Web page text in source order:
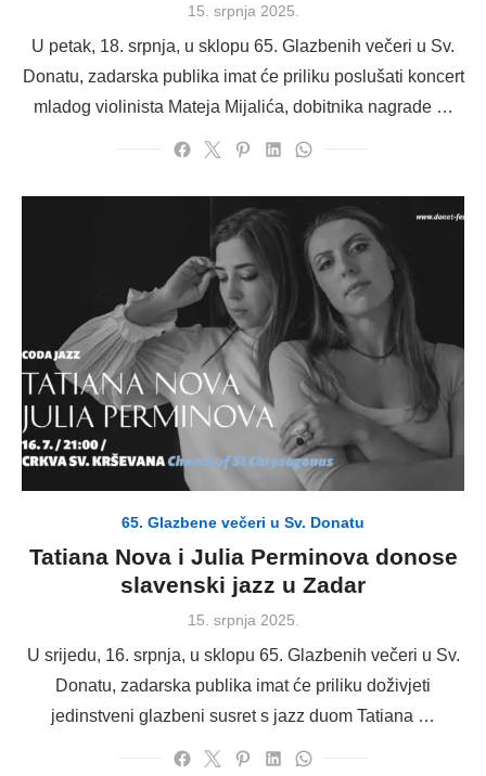
Posted
15. srpnja 2025.
U petak, 18. srpnja, u sklopu 65. Glazbenih večeri u Sv.
Donatu, zadarska publika imat će priliku poslušati koncert
mladog violinista Mateja Mijalića, dobitnika nagrade …
65. Glazbene večeri u Sv. Donatu
Tatiana Nova i Julia Perminova donose
slavenski jazz u Zadar
Posted
15. srpnja 2025.
U srijedu, 16. srpnja, u sklopu 65. Glazbenih večeri u Sv.
Donatu, zadarska publika imat će priliku doživjeti
jedinstveni glazbeni susret s jazz duom Tatiana …